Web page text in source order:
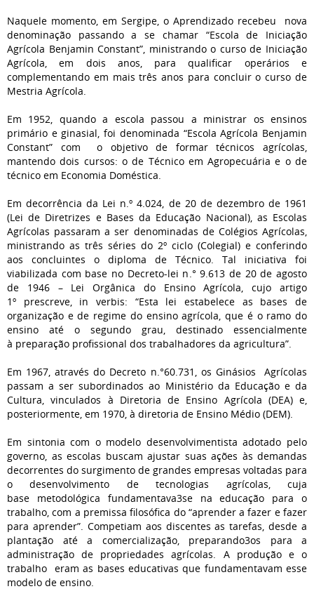
Naquele momento, em Sergipe, o Aprendizado recebeu nova
denominação passando a se chamar “Escola de Iniciação
Agrícola Benjamin Constant”, ministrando o curso de Iniciação
Agrícola, em dois anos, para qualificar operários e
complementando em mais três anos para concluir o curso de
Mestria Agrícola.
Em 1952, quando a escola passou a ministrar os ensinos
primário e ginasial, foi denominada “Escola Agrícola Benjamin
Constant” com o objetivo de formar técnicos agrícolas,
mantendo dois cursos: o de Técnico em Agropecuária e o de
técnico em Economia Doméstica.
Em decorrência da Lei n.º 4.024, de 20 de dezembro de 1961
(Lei de Diretrizes e Bases da Educação Nacional), as Escolas
Agrícolas passaram a ser denominadas de Colégios Agrícolas,
ministrando as três séries do 2º ciclo (Colegial) e conferindo
aos concluintes o diploma de Técnico. Tal iniciativa foi
viabilizada com base no Decreto-lei n.° 9.613 de 20 de agosto
de 1946 – Lei Orgânica do Ensino Agrícola, cujo artigo
1º prescreve, in verbis: “Esta lei estabelece as bases de
organização e de regime do ensino agrícola, que é o ramo do
ensino até o segundo grau, destinado essencialmente
à preparação profissional dos trabalhadores da agricultura”.
Em 1967, através do Decreto n.°60.731, os Ginásios Agrícolas
passam a ser subordinados ao Ministério da Educação e da
Cultura, vinculados à Diretoria de Ensino Agrícola (DEA) e,
posteriormente, em 1970, à diretoria de Ensino Médio (DEM).
Em sintonia com o modelo desenvolvimentista adotado pelo
governo, as escolas buscam ajustar suas ações às demandas
decorrentes do surgimento de grandes empresas voltadas para
o desenvolvimento de tecnologias agrícolas, cuja
base metodológica fundamentava3se na educação para o
trabalho, com a premissa filosófica do “aprender a fazer e fazer
para aprender”. Competiam aos discentes as tarefas, desde a
plantação até a comercialização, preparando3os para a
administração de propriedades agrícolas. A produção e o
trabalho eram as bases educativas que fundamentavam esse
modelo de ensino.